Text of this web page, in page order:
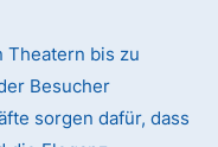
Theatern bis zu
Besucher
sorgen dafür, dass